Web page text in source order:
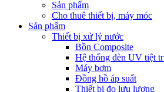
Sản phẩm
Cho thuê thiết bị, máy móc
Sản phẩm
Thiết bị xử lý nước
Bồn Composite
Hệ thống đèn UV tiệt
Máy bơm
Đồng hồ áp suất
Thiết bị đo lưu lượng